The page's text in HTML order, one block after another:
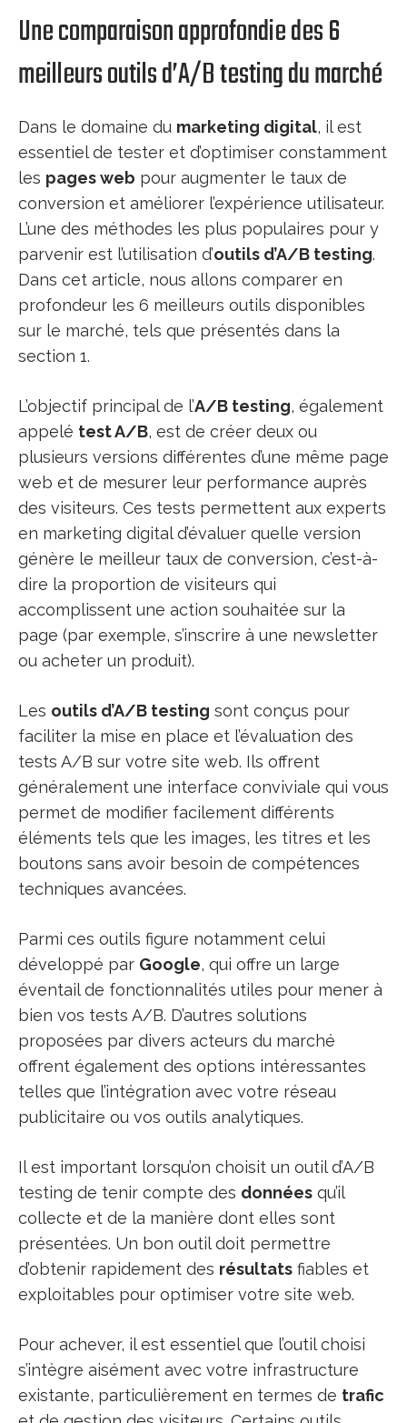
Une comparaison approfondie des 6
meilleurs outils d’A/B testing du marché
Dans le domaine du marketing digital, il est
essentiel de tester et d’optimiser constamment
les pages web pour augmenter le taux de
conversion et améliorer l’expérience utilisateur.
L’une des méthodes les plus populaires pour y
parvenir est l’utilisation d’outils d’A/B testing.
Dans cet article, nous allons comparer en
profondeur les 6 meilleurs outils disponibles
sur le marché, tels que présentés dans la
section 1.
L’objectif principal de l’A/B testing, également
appelé test A/B, est de créer deux ou
plusieurs versions différentes d’une même page
web et de mesurer leur performance auprès
des visiteurs. Ces tests permettent aux experts
en marketing digital d’évaluer quelle version
génère le meilleur taux de conversion, c’est-à-
dire la proportion de visiteurs qui
accomplissent une action souhaitée sur la
page (par exemple, s’inscrire à une newsletter
ou acheter un produit).
Les outils d’A/B testing sont conçus pour
faciliter la mise en place et l’évaluation des
tests A/B sur votre site web. Ils offrent
généralement une interface conviviale qui vous
permet de modifier facilement différents
éléments tels que les images, les titres et les
boutons sans avoir besoin de compétences
techniques avancées.
Parmi ces outils figure notamment celui
développé par Google, qui offre un large
éventail de fonctionnalités utiles pour mener à
bien vos tests A/B. D’autres solutions
proposées par divers acteurs du marché
offrent également des options intéressantes
telles que l’intégration avec votre réseau
publicitaire ou vos outils analytiques.
Il est important lorsqu’on choisit un outil d’A/B
testing de tenir compte des données qu’il
collecte et de la manière dont elles sont
présentées. Un bon outil doit permettre
d’obtenir rapidement des résultats fiables et
exploitables pour optimiser votre site web.
Pour achever, il est essentiel que l’outil choisi
s’intègre aisément avec votre infrastructure
existante, particulièrement en termes de trafic